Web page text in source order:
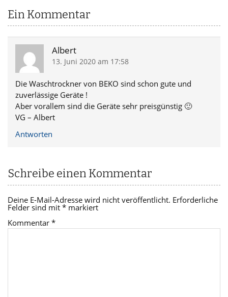
Ein Kommentar
Albert
13. Juni 2020 am 17:58
Die Waschtrockner von BEKO sind schon gute und
zuverlässige Geräte !
Aber vorallem sind die Geräte sehr preisgünstig 🙂
VG – Albert
Antworten
Schreibe einen Kommentar
Deine E-Mail-Adresse wird nicht veröffentlicht. Erforderliche
Felder sind mit* markiert
Kommentar*